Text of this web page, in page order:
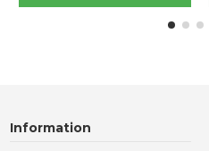
Information